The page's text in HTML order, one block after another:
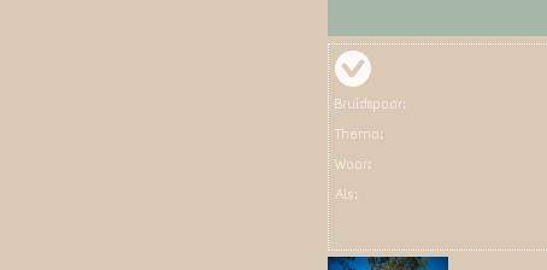
Bruidspaar:
Thema:
Waar:
Als: